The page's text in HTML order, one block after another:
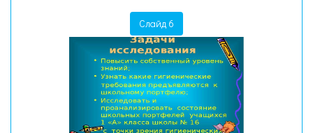
Слайд 6